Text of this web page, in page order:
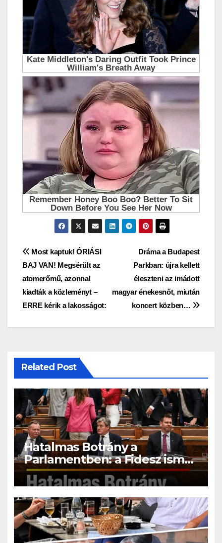
Bejegyzés
navigáció
Dráma a Budapest
Parkban: újra kellett
éleszteni az imádott
magyar énekesnőt, miután
koncert közben…
Most kaptuk! ÓRIÁSI
BAJ VAN! Megsérült az
atomerőmű, azonnal
kiadták a közleményt –
ERRE kérik a lakosságot:
Related Post
Hatalmas Botrány a
Parlamentben: a Fidesz ismét
kitett magáért!